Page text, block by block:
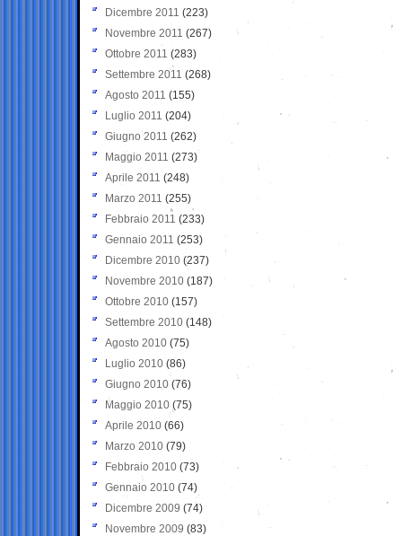
Dicembre 2011 (223)
Novembre 2011 (267)
Ottobre 2011 (283)
Settembre 2011 (268)
Agosto 2011 (155)
Luglio 2011 (204)
Giugno 2011 (262)
Maggio 2011 (273)
Aprile 2011 (248)
Marzo 2011 (255)
Febbraio 2011 (233)
Gennaio 2011 (253)
Dicembre 2010 (237)
Novembre 2010 (187)
Ottobre 2010 (157)
Settembre 2010 (148)
Agosto 2010 (75)
Luglio 2010 (86)
Giugno 2010 (76)
Maggio 2010 (75)
Aprile 2010 (66)
Marzo 2010 (79)
Febbraio 2010 (73)
Gennaio 2010 (74)
Dicembre 2009 (74)
Novembre 2009 (83)